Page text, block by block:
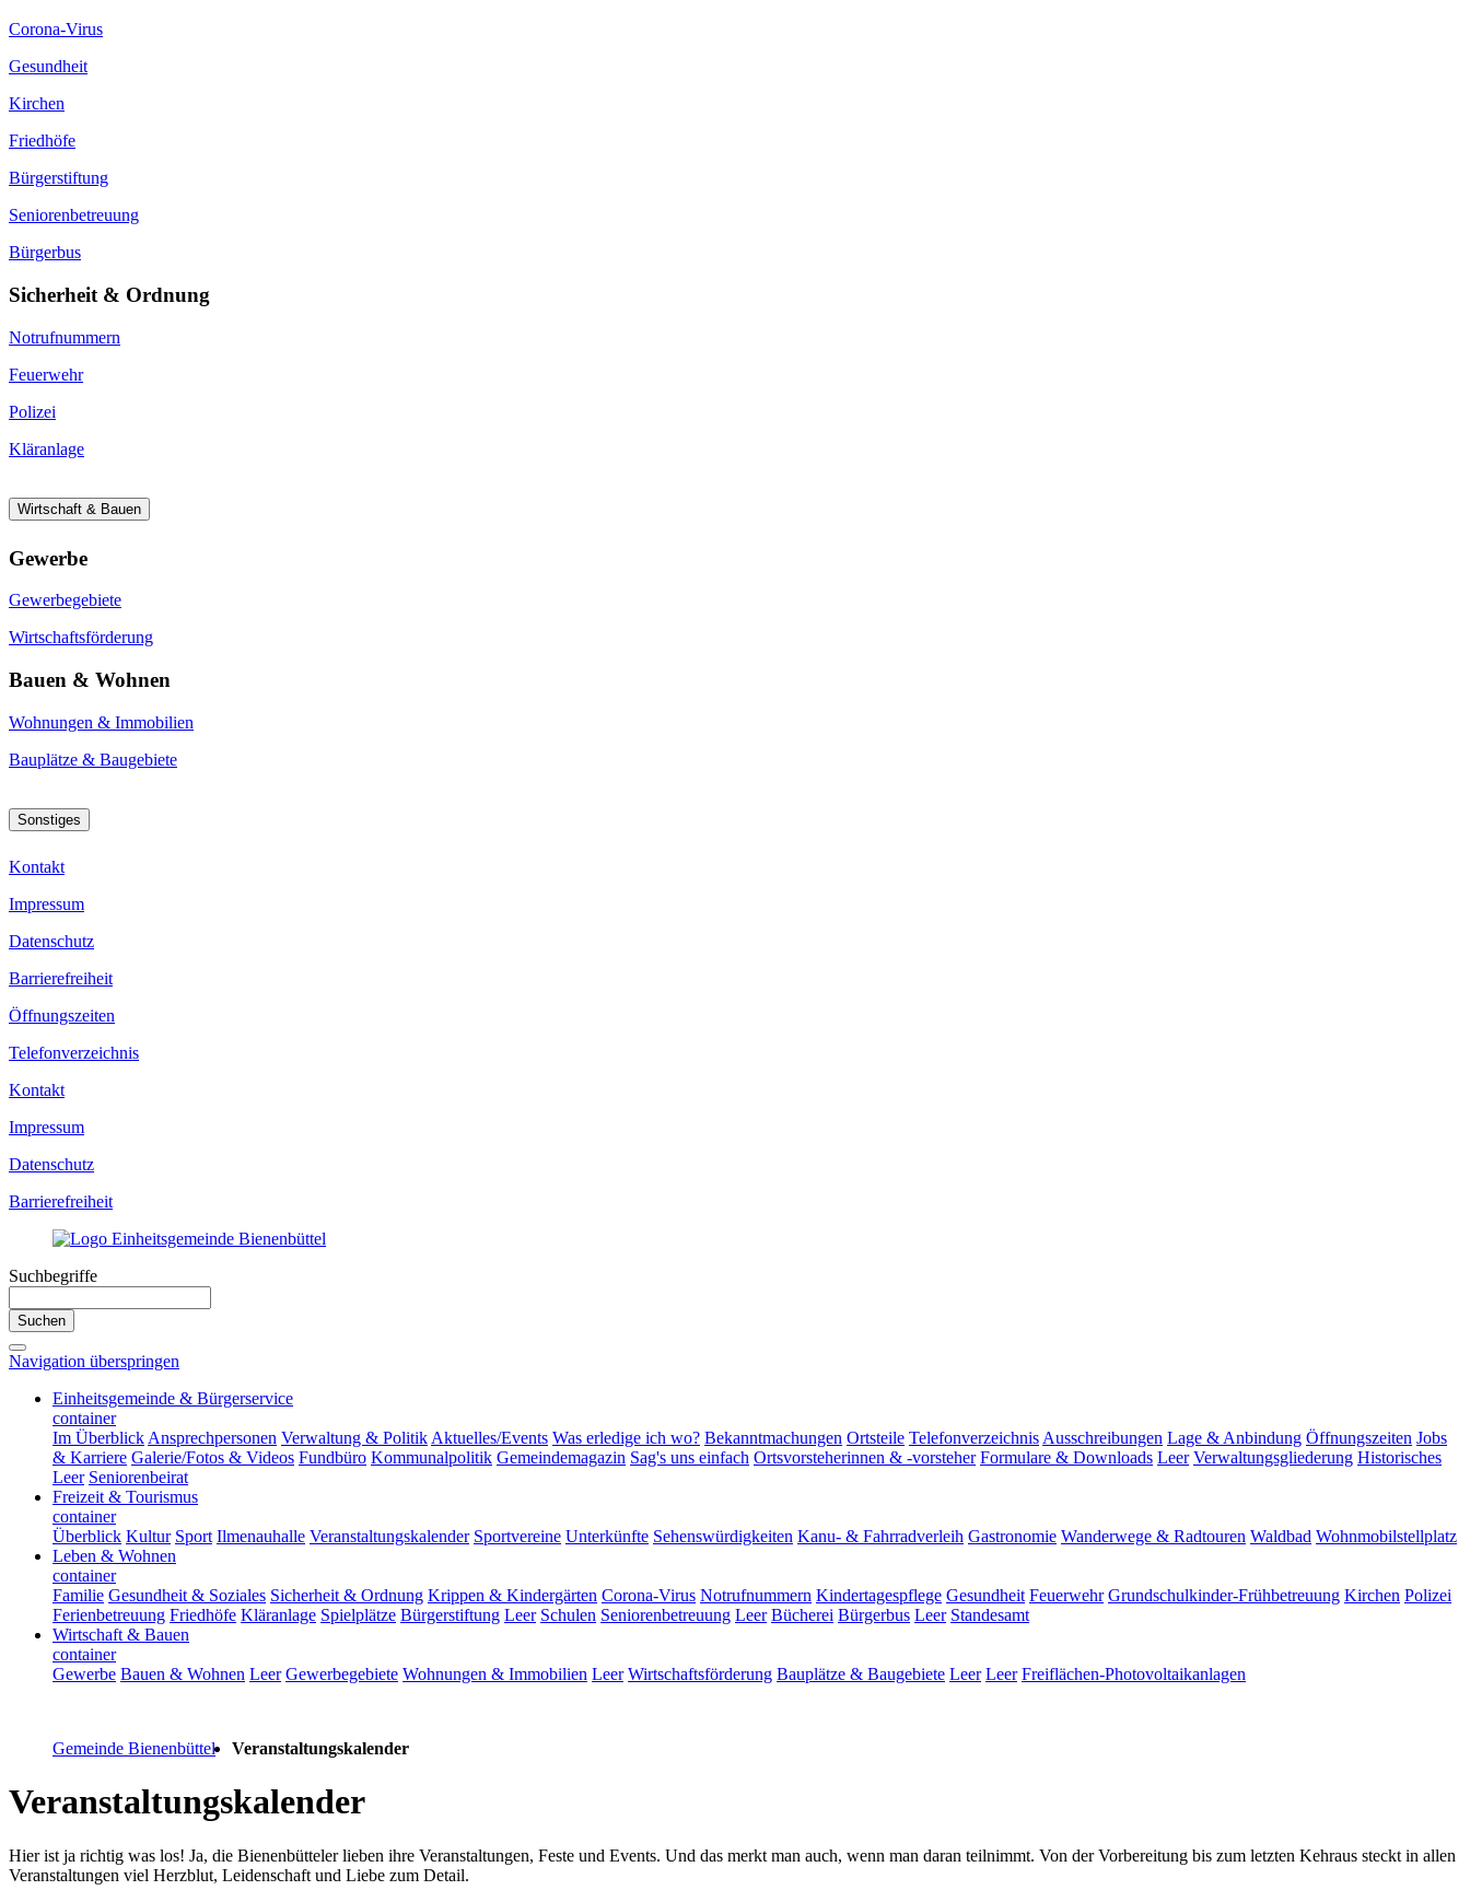
Corona-Virus
Gesundheit
Kirchen
Friedhöfe
Bürgerstiftung
Seniorenbetreuung
Bürgerbus
Sicherheit & Ordnung
Notrufnummern
Feuerwehr
Polizei
Kläranlage
Wirtschaft & Bauen
Gewerbe
Gewerbegebiete
Wirtschaftsförderung
Bauen & Wohnen
Wohnungen & Immobilien
Bauplätze & Baugebiete
Sonstiges
Kontakt
Impressum
Datenschutz
Barrierefreiheit
Öffnungszeiten
Telefonverzeichnis
Kontakt
Impressum
Datenschutz
Barrierefreiheit
Suchbegriffe
Suchen
Navigation überspringen
Einheitsgemeinde & Bürgerservice
container
Im Überblick Ansprechpersonen Verwaltung & Politik Aktuelles/Events Was erledige ich wo? Bekanntmachungen Ortsteile Telefonverzeichnis Ausschreibungen Lage & Anbindung Öffnungszeiten Jobs
& Karriere Galerie/Fotos & Videos Fundbüro Kommunalpolitik Gemeindemagazin Sag's uns einfach Ortsvorsteherinnen & -vorsteher Formulare & Downloads Leer Verwaltungsgliederung Historisches
Leer Seniorenbeirat
Freizeit & Tourismus
container
Überblick Kultur Sport Ilmenauhalle Veranstaltungskalender Sportvereine Unterkünfte Sehenswürdigkeiten Kanu- & Fahrradverleih Gastronomie Wanderwege & Radtouren Waldbad Wohnmobilstellplatz
Leben & Wohnen
container
Familie Gesundheit & Soziales Sicherheit & Ordnung Krippen & Kindergärten Corona-Virus Notrufnummern Kindertagespflege Gesundheit Feuerwehr Grundschulkinder-Frühbetreuung Kirchen Polizei
Ferienbetreuung Friedhöfe Kläranlage Spielplätze Bürgerstiftung Leer Schulen Seniorenbetreuung Leer Bücherei Bürgerbus Leer Standesamt
Wirtschaft & Bauen
container
Gewerbe Bauen & Wohnen Leer Gewerbegebiete Wohnungen & Immobilien Leer Wirtschaftsförderung Bauplätze & Baugebiete Leer Leer Freiflächen-Photovoltaikanlagen
Gemeinde Bienenbüttel Veranstaltungskalender
Veranstaltungskalender
Hier ist ja richtig was los! Ja, die Bienenbütteler lieben ihre Veranstaltungen, Feste und Events. Und das merkt man auch, wenn man daran teilnimmt. Von der Vorbereitung bis zum letzten Kehraus steckt in allen
Veranstaltungen viel Herzblut, Leidenschaft und Liebe zum Detail.